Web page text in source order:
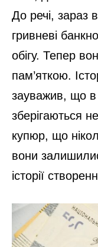
До речі, зараз
гривневі
обігу. Тепер
пам’яткою.
зауважив, що в
зберігаються
купюр, що
вони
історії